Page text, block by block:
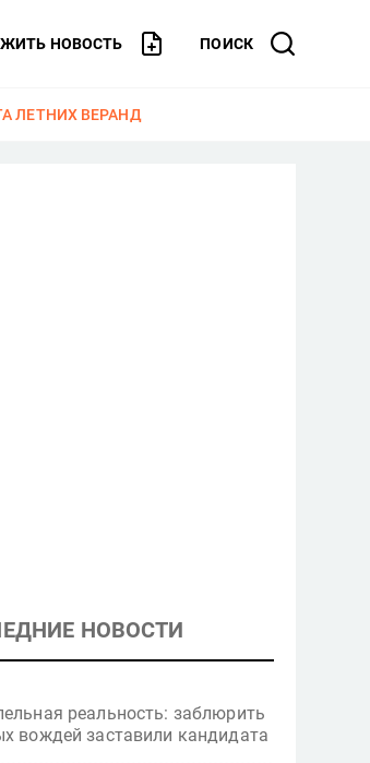
НОВОСТЬ ПОИСК
ЛЕТНИХ ВЕРАНД
НОВОСТИ
реальность: заблюрить
вождей заставили кандидата